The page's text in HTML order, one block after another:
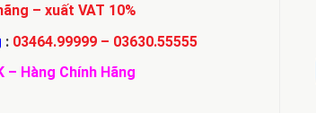
– xuất VAT 10%
: 03464.99999 – 03630.55555
– Hàng Chính Hãng